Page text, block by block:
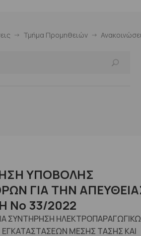
Τμήμα Προμηθειών
ΥΠΟΒΟΛΗΣ
ΓΙΑ ΤΗΝ
Νο 33/2022
ΣΥΝΤΗΡΗΣΗ
ΜΕΣΗΣ ΤΑΣΗΣ ΚΑΙ